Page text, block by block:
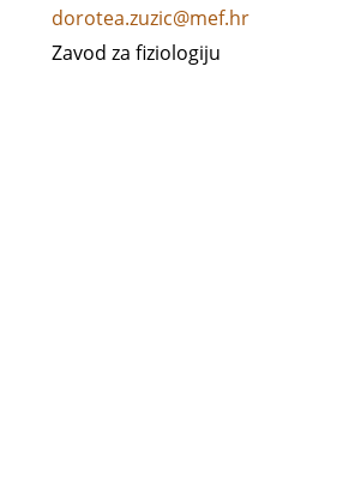
dorotea.zuzic@mef.hr
Zavod za fiziologiju